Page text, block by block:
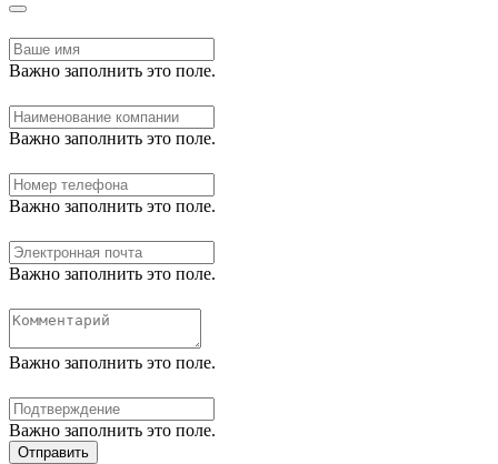
Важно заполнить это поле.
Важно заполнить это поле.
Важно заполнить это поле.
Важно заполнить это поле.
Важно заполнить это поле.
Важно заполнить это поле.
Отправить